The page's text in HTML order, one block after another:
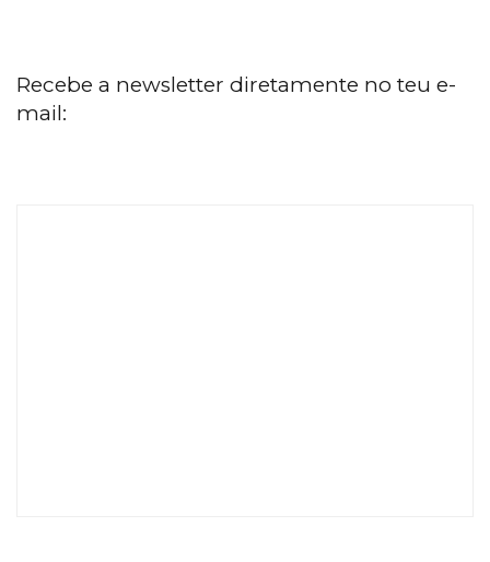
Recebe a newsletter diretamente no teu e-
mail: